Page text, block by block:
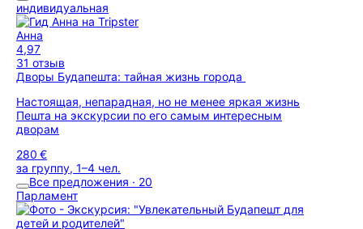
индивидуальная
Анна
4,97
31 отзыв
Дворы Будапешта: тайная жизнь города
Настоящая, непарадная, но не менее яркая жизнь
Пешта на экскурсии по его самым интересным
дворам
280 €
за группу, 1–4 чел.
Все предложения · 20
Парламент